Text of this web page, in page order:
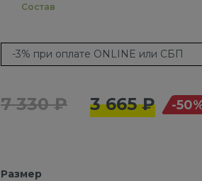
Состав
-3% при оплате ONLINE или СБП
7 330 ₽ 3 665 ₽ -
Размер